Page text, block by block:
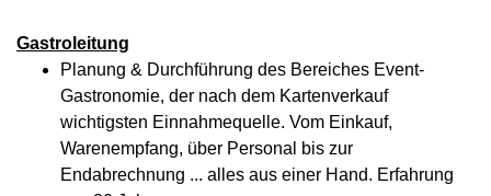
Gastroleitung
Planung & Durchführung des Bereiches Event-
Gastronomie, der nach dem Kartenverkauf
wichtigsten Einnahmequelle. Vom Einkauf,
Warenempfang, über Personal bis zur
Endabrechnung ... alles aus einer Hand. Erfahrung